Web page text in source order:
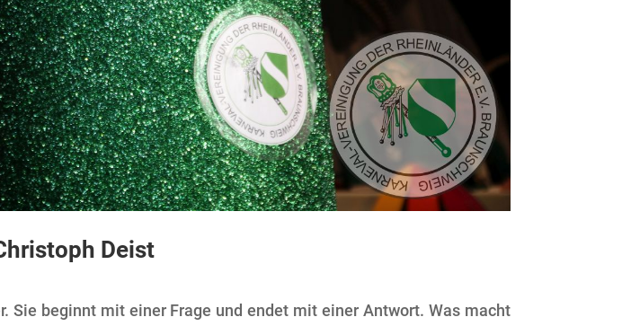
Deist
Sie beginnt mit einer Frage und endet mit einer Antwort. Was macht